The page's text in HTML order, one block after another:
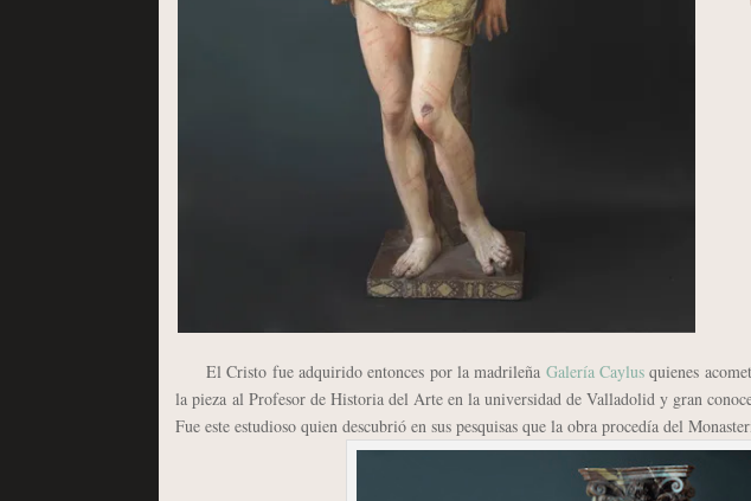
El Cristo fue adquirido entonces por la madrileña Galería Caylus quienes
la pieza al Profesor de Historia del Arte en la universidad de Valladolid y gran
Fue este estudioso quien descubrió en sus pesquisas que la obra procedía del